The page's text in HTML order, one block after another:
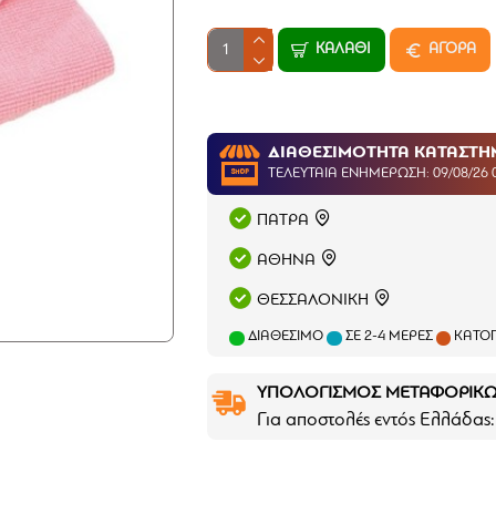
ΚΑΛΆΘΙ ΑΓΟΡΑ
ΔΙΑΘΕΣΙΜΟΤΗΤΑ
ΤΕΛΕΥΤΑΊΑ ΕΝΗΜΈΡΩΣΗ: 09/08/26
ΠΑΤΡΑ
ΑΘΗΝΑ
ΘΕΣΣΑΛΟΝΙΚΗ
ΔΙΑΘΈΣΙΜΟ ΣΕ 2-4 ΜΈΡΕΣ
ΥΠΟΛΟΓΙΣΜΟΣ
Για αποστολές εντός